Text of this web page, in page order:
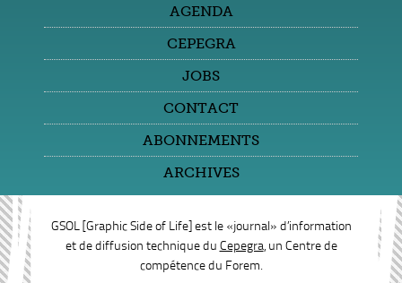
AGENDA
CEPEGRA
JOBS
CONTACT
ABONNEMENTS
ARCHIVES
GSOL[Graphic Side of Life] est le «journal» d’information
et de diffusion technique du Cepegra, un Centre de
compétence du Forem.